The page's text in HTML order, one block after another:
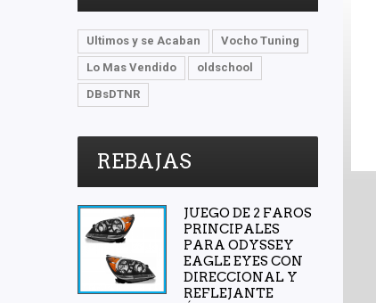
Ultimos y se Acaban
Vocho Tuning
Lo Mas Vendido
oldschool
DBsDTNR
REBAJAS
JUEGO DE 2 FAROS
PRINCIPALES
PARA ODYSSEY
EAGLE EYES CON
DIRECCIONAL Y
REFLEJANTE